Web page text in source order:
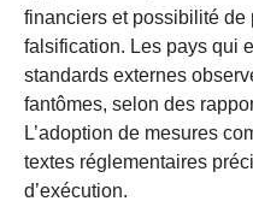
financiers et possibilité de
falsification. Les pays qui
standards externes
fantômes, selon des
L’adoption de mesures
textes réglementaires
d’exécution.